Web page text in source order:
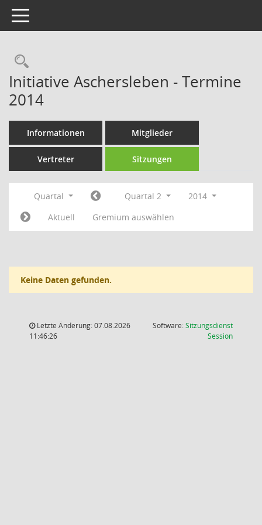
Toggle navigation
Rechercheauswahl
Initiative Aschersleben - Termine
2014
Informationen Mitglieder
Vertreter Sitzungen
Quartal Quartal 2
2014
Aktuell
Gremium auswählen
Keine Daten gefunden.
Letzte Änderung: 07.08.2026
11:46:26
Software:Sitzungsdienst
Session(Wird in